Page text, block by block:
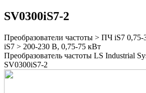
SV0300iS7-2
Преобразователи частоты > ПЧ iS7
iS7 > 200-230 В, 0,75-75 кВт
Преобразователь частоты LS Industrial
SV0300iS7-2